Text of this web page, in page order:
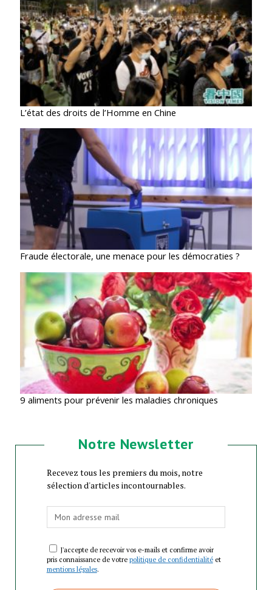
L’état des droits de l’Homme en Chine
Fraude électorale, une menace pour les démocraties ?
9 aliments pour prévenir les maladies chroniques
Notre Newsletter
Recevez tous les premiers du mois, notre
sélection d'articles incontournables.
J'accepte de recevoir vos e-mails et confirme avoir
pris connaissance de votre politique de confidentialitéet
mentions légales.